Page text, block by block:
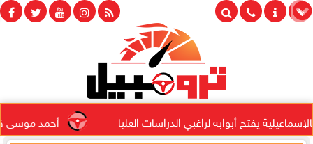
أحمد موسى قريعي يفتح أبوابه لراغبي الدراسات العليا